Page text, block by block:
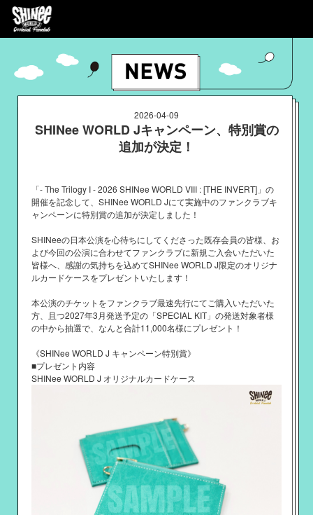
2026-04-09
SHINee WORLD Jキャンペーン、特別賞の
追加が決定！
「- The Trilogy I - 2026 SHINee WORLD VIII : [THE INVERT]」の
開催を記念して、SHINee WORLD Jにて実施中のファンクラブキ
ャンペーンに特別賞の追加が決定しました！
SHINeeの日本公演を心待ちにしてくださった既存会員の皆様、お
よび今回の公演に合わせてファンクラブに新規ご入会いただいた
皆様へ、感謝の気持ちを込めてSHINee WORLD J限定のオリジナ
ルカードケースをプレゼントいたします！
本公演のチケットをファンクラブ最速先行にてご購入いただいた
方、且つ2027年3月発送予定の「SPECIAL KIT」の発送対象者様
の中から抽選で、なんと合計11,000名様にプレゼント！
《SHINee WORLD J キャンペーン特別賞》
■プレゼント内容
SHINee WORLD J オリジナルカードケース